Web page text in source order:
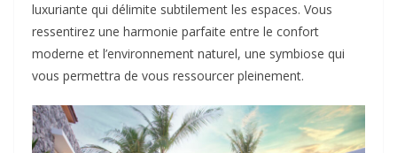
luxuriante qui délimite subtilement les espaces. Vous
ressentirez une harmonie parfaite entre le confort
moderne et l’environnement naturel, une symbiose qui
vous permettra de vous ressourcer pleinement.